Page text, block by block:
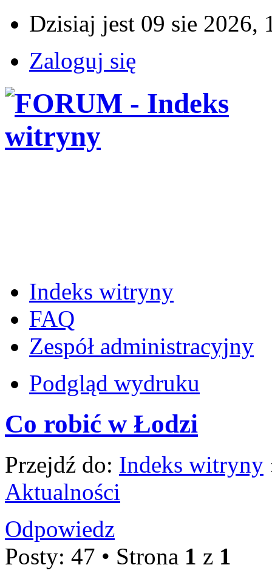
Dzisiaj jest 09 sie 2026,
Zaloguj się
Indeks witryny
FAQ
Zespół administracyjny
Podgląd wydruku
Co robić w Łodzi
Przejdź do: Indeks witryny
Aktualności
Odpowiedz
Posty: 47 • Strona 1 z 1